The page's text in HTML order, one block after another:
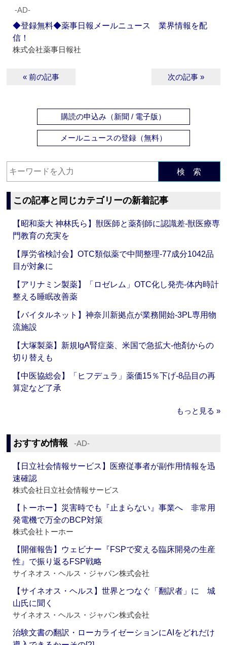
‐AD‐
◆登録無料◆薬事日報メールニュース 業界情報を配
信！
株式会社薬事日報社
« 前の記事 次の記事 »
購読の申込み（新聞 / 電子版）
メールニュースの登録（無料）
検 索
この記事と同じカテゴリーの新着記事
【昭和薬大 神林氏ら】獣医師と薬剤師に認識差‐獣医療専
門教育の充実を
【厚労省検討会】OTC類似薬で中間整理‐77成分1042品
目が対象に
【アリナミン製薬】「ロゼレム」OTC化し発売‐体内時計
整える睡眠改善薬
【バイタルネット】神奈川新拠点が業務開始‐3PL専用物
流施設
【大塚製薬】新規IgA腎症薬、米国で急拡大‐他剤からの
切り替えも
【中医協総会】「ヒフデュラ」薬価15％下げ‐8品目の再
算定など了承
もっと見る »
おすすめ情報 ‐AD‐
【日立社会情報サービス】医療従事者が副作用情報を迅
速確認
株式会社日立社会情報サービス
【トーホー】災害時でも『止まらない』事業へ 非常用
発電機で万全のBCP対策
株式会社トーホー
【開催報告】ウェビナー『FSPで変える臨床開発の生産
性』で振り返るFSP戦略
サイネオス・ヘルス・ジャパン株式会社
【サイネオス・ヘルス】世界とつなぐ「翻訳者」に 城
山氏に聞く
サイネオス・ヘルス・ジャパン株式会社
治験文書の翻訳・ローカライゼーションにAIをどれだけ